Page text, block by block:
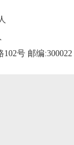
号 邮编:300022